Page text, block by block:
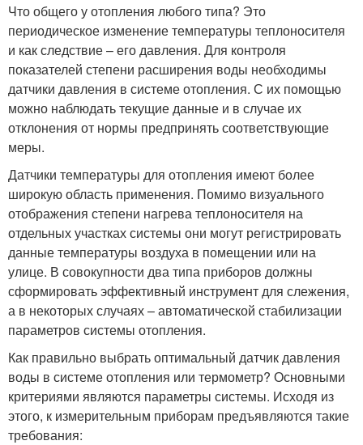
Что общего у отопления любого типа? Это
периодическое изменение температуры теплоносителя
и как следствие – его давления. Для контроля
показателей степени расширения воды необходимы
датчики давления в системе отопления. С их помощью
можно наблюдать текущие данные и в случае их
отклонения от нормы предпринять соответствующие
меры.
Датчики температуры для отопления имеют более
широкую область применения. Помимо визуального
отображения степени нагрева теплоносителя на
отдельных участках системы они могут регистрировать
данные температуры воздуха в помещении или на
улице. В совокупности два типа приборов должны
сформировать эффективный инструмент для слежения,
а в некоторых случаях – автоматической стабилизации
параметров системы отопления.
Как правильно выбрать оптимальный датчик давления
воды в системе отопления или термометр? Основными
критериями являются параметры системы. Исходя из
этого, к измерительным приборам предъявляются такие
требования: